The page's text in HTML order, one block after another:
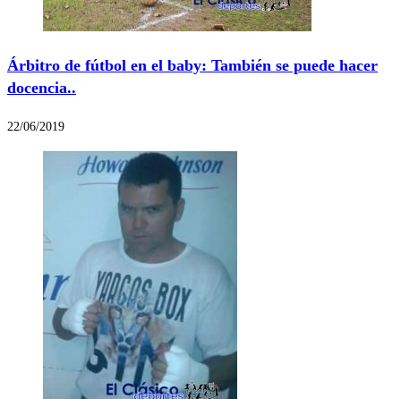
Árbitro de fútbol en el baby: También se puede hacer
docencia..
22/06/2019